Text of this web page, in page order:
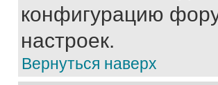
конфигурацию
настроек.
Вернуться наверх